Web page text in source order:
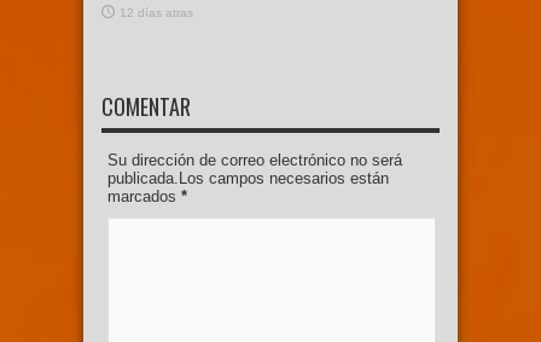
12 días atras
COMENTAR
Su dirección de correo electrónico no será
publicada.Los campos necesarios están
marcados *